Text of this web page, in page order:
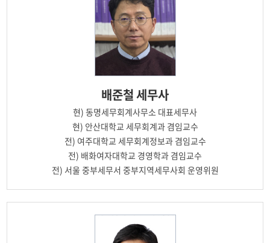
배준철세무사
현) 동명세무회계사무소 대표세무사
현) 안산대학교 세무회계과 겸임교수
전) 여주대학교 세무회계정보과 겸임교수
전) 배화여자대학교 경영학과 겸임교수
전) 서울 중부세무서 중부지역세무사회 운영위원